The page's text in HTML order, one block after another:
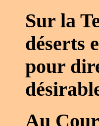
Sur la
déserts
pour
Au